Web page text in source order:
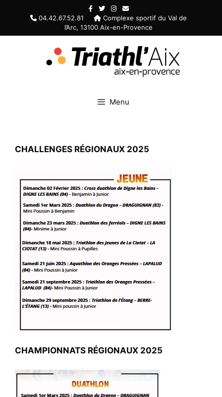
04.42.67.52.81
Complexe sportif du Val de
l’Arc, 13100 Aix-en-Provence
Menu
CHALLENGES RÉGIONAUX 2025
CHAMPIONNATS RÉGIONAUX 2025